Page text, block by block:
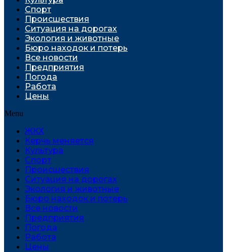
Спорт
Проиcшествия
Ситуация на дорогах
Экология и животные
Бюро находок и потерь
Все новости
Предприятия
Погода
Работа
Цены
Menu
ЖКХ
Керчь меняется
Культура
Спорт
Проиcшествия
Ситуация на дорогах
Экология и животные
Бюро находок и потерь
Все новости
Предприятия
Погода
Работа
Цены